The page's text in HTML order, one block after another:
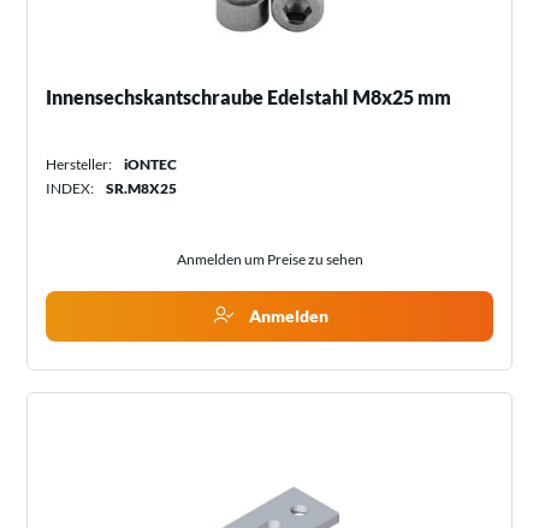
Innensechskantschraube Edelstahl M8x25 mm
Hersteller:
iONTEC
INDEX:
SR.M8X25
Anmelden um Preise zu sehen
Anmelden